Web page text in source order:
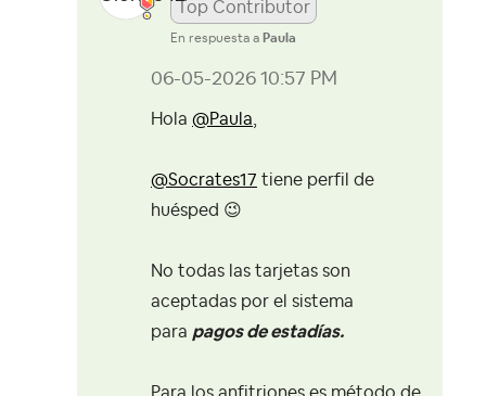
Top Contributor
En respuesta a Paula
‎06-05-2026 10:57 PM
Hola @Paula
@Socrates17 tiene perfil de
huésped 😉
No todas las tarjetas son
aceptadas por el sistema
para pagos de estadías.
Para los anfitriones es método de